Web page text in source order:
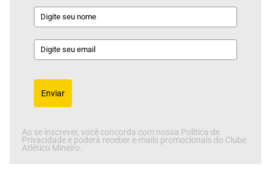
Enviar
Ao se inscrever, você concorda com nossa Política de
Privacidade e poderá receber e-mails promocionais do Clube
Atlético Mineiro.